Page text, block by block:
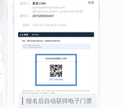
报名后自动获得电子门票